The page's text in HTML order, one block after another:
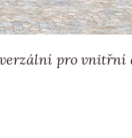
pro vnitřní